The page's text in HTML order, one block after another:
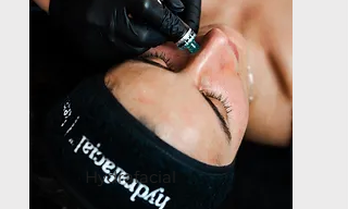
Hydrafacial